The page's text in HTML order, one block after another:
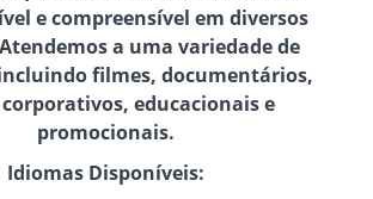
e compreensível em diversos
a uma variedade de
filmes, documentários,
educacionais e
promocionais.
Idiomas Disponíveis: